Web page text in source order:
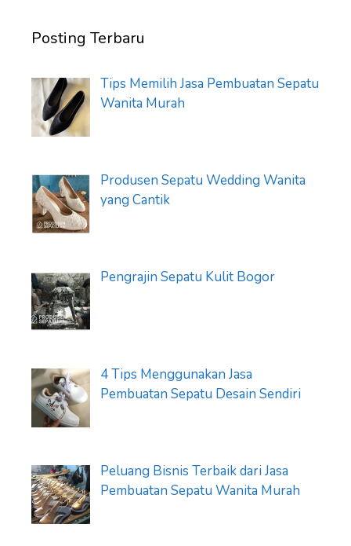
Posting Terbaru
Tips Memilih Jasa Pembuatan Sepatu
Wanita Murah
Produsen Sepatu Wedding Wanita
yang Cantik
Pengrajin Sepatu Kulit Bogor
4 Tips Menggunakan Jasa
Pembuatan Sepatu Desain Sendiri
Peluang Bisnis Terbaik dari Jasa
Pembuatan Sepatu Wanita Murah